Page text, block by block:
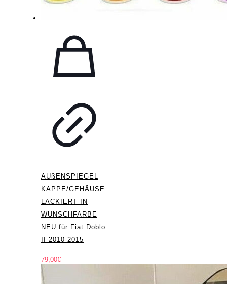
AUßENSPIEGEL
KAPPE/GEHÄUSE
LACKIERT IN
WUNSCHFARBE
NEU für Fiat Doblo
II 2010-2015
79,00€